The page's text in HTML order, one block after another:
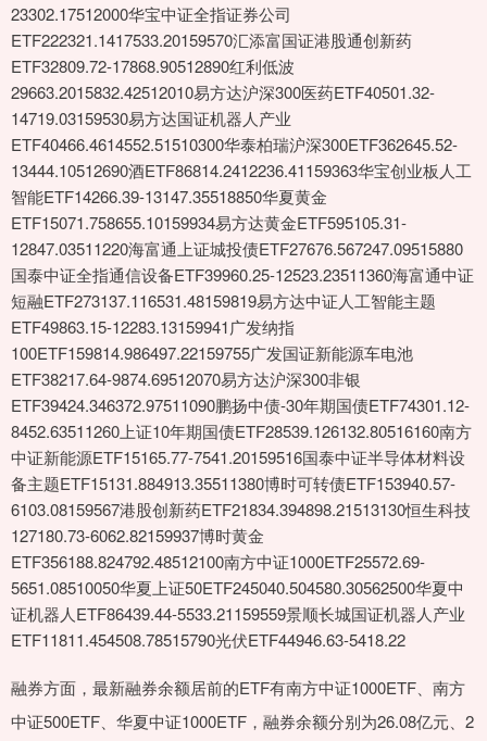
23302.17512000华宝中证全指证券公司
ETF222321.1417533.20159570汇添富国证港股通创新药
ETF32809.72-17868.90512890红利低波
29663.2015832.42512010易方达沪深300医药ETF40501.32-
14719.03159530易方达国证机器人产业
ETF40466.4614552.51510300华泰柏瑞沪深300ETF362645.52-
13444.10512690酒ETF86814.2412236.41159363华宝创业板人工
智能ETF14266.39-13147.35518850华夏黄金
ETF15071.758655.10159934易方达黄金ETF595105.31-
12847.03511220海富通上证城投债ETF27676.567247.09515880
国泰中证全指通信设备ETF39960.25-12523.23511360海富通中证
短融ETF273137.116531.48159819易方达中证人工智能主题
ETF49863.15-12283.13159941广发纳指
100ETF159814.986497.22159755广发国证新能源车电池
ETF38217.64-9874.69512070易方达沪深300非银
ETF39424.346372.97511090鹏扬中债-30年期国债ETF74301.12-
8452.63511260上证10年期国债ETF28539.126132.80516160南方
中证新能源ETF15165.77-7541.20159516国泰中证半导体材料设
备主题ETF15131.884913.35511380博时可转债ETF153940.57-
6103.08159567港股创新药ETF21834.394898.21513130恒生科技
127180.73-6062.82159937博时黄金
ETF356188.824792.48512100南方中证1000ETF25572.69-
5651.08510050华夏上证50ETF245040.504580.30562500华夏中
证机器人ETF86439.44-5533.21159559景顺长城国证机器人产业
ETF11811.454508.78515790光伏ETF44946.63-5418.22
融券方面，最新融券余额居前的ETF有南方中证1000ETF、南方
中证500ETF、华夏中证1000ETF，融券余额分别为26.08亿元、2